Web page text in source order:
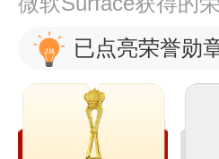
已点亮荣誉勋